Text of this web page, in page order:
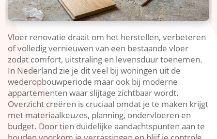
Vloer renovatie draait om het herstellen, verbeteren
of volledig vernieuwen van een bestaande vloer
zodat comfort, uitstraling en levensduur toenemen.​
In Nederland zie je dit veel bij woningen uit de
wederopbouwperiode maar ook bij moderne
appartementen waar slijtage zichtbaar wordt.​
Overzicht creëren is cruciaal omdat je te maken krijgt
met materiaalkeuzes, planning, ondervloeren en
budget.​ Door tien duidelijke aandachtspunten aan te